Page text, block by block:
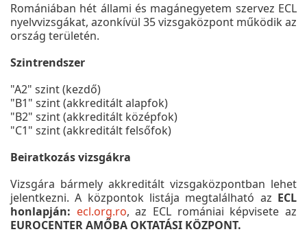
Romániában hét állami és magánegyetem szervez ECL
nyelvvizsgákat, azonkívül 35 vizsgaközpont működik az
ország területén.
Szintrendszer
"A2" szint (kezdő)
"B1" szint (akkreditált alapfok)
"B2" szint (akkreditált középfok)
"C1" szint (akkreditált felsőfok)
Beiratkozás vizsgákra
Vizsgára bármely akkreditált vizsgaközpontban lehet
jelentkezni. A központok listája megtalálható az ECL
honlapján: ecl.org.ro, az ECL romániai képvisete az
EUROCENTER AMŐBA OKTATÁSI KÖZPONT.